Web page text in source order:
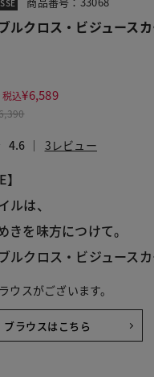
ルクロス・ビジュース
税込¥6,589
4.6 3レビュー
ルは、
きを味方につけて。
ルクロス・ビジュース
ウスがございます。
ブラウスはこちら